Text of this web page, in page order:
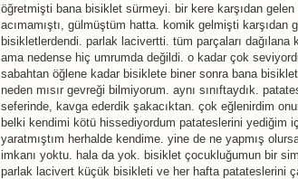
öğretmişti bana bisiklet sürmeyi. bir kere karşıdan
acımamıştı, gülmüştüm hatta. komik gelmişti
bisikletlerdendi. parlak lacivertti. tüm parçaları
ama nedense hiç umrumda değildi. o kadar çok
sabahtan öğlene kadar bisiklete biner sonra bana
neden mısır gevreği bilmiyorum. aynı sınıftaydık.
seferinde, kavga ederdik şakacıktan. çok eğlenirdim
belki kendimi kötü hissediyordum patateslerini
yaratmıştım herhalde kendime. yine de ne yapmış
imkanı yoktu. hala da yok. bisiklet çocukluğumun bir
parlak lacivert küçük bisikleti ve her hafta patateslerini